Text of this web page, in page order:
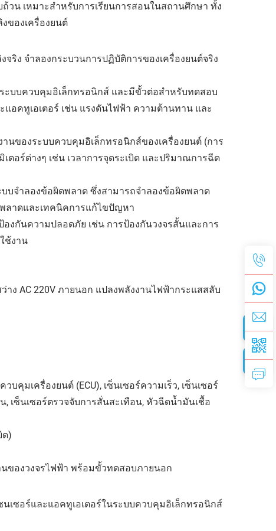
น เหมาะสำหรับการเรียนการสอนในสถานศึกษา ทั้ง
ของเครื่องยนต์
จริง จำลองกระบวนการปฏิบัติการของเครื่องยนต์จริง
ะบบควบคุมอิเล็กทรอนิกส์ และมีขั้วต่อสำหรับทดสอบ
อคทูเอเตอร์ เช่น แรงดันไฟฟ้า ความต้านทาน และ
นของระบบควบคุมอิเล็กทรอนิกส์ของเครื่องยนต์ (การ
ตอร์ต่างๆ เช่น เวลาการจุดระเบิด และปริมาณการฉีด
บจำลองข้อผิดพลาด ซึ่งสามารถจำลองข้อผิดพลาด
พลาดและเทคนิคการแก้ไขปัญหา
งกันความปลอดภัย เช่น การป้องกันวงจรสั้นและการ
ช้งาน
าง AC 220V ภายนอก แปลงพลังงานไฟฟ้ากระแสสลับ
คุมเครื่องยนต์ (ECU), เซ็นเซอร์ความเร็ว, เซ็นเซอร์
เซ็นเซอร์ตรวจจับการสั่นสะเทือน, หัวฉีดน้ำมันเชื้อ
ด)
ของวงจรไฟฟ้า พร้อมขั้วทดสอบภายนอก
เซอร์และแอคทูเอเตอร์ในระบบควบคุมอิเล็กทรอนิกส์